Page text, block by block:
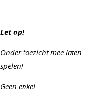
Let op!
Onder toezicht mee laten
spelen!
Geen enkel